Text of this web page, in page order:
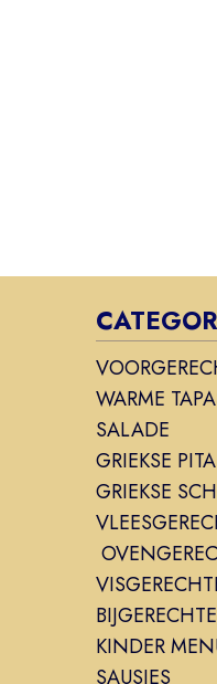
WARME
SALADE
GRIEKSE PITA
GRIEKSE
KINDER
SAUSJES